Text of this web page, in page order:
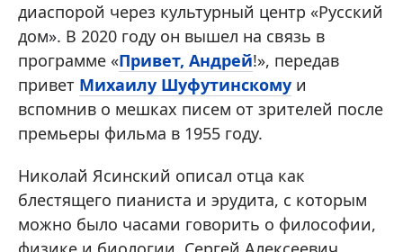
диаспорой через культурный центр «Русский
дом». В 2020 году он вышел на связь в
программе «Привет, Андрей!», передав
привет Михаилу Шуфутинскому и
вспомнив о мешках писем от зрителей после
премьеры фильма в 1955 году.
Николай Ясинский описал отца как
блестящего пианиста и эрудита, с которым
можно было часами говорить о философии,